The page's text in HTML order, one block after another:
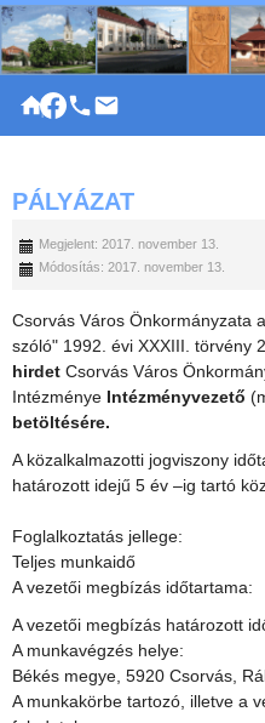
|
PÁLYÁZAT
Megjelent: 2017. november 13.
Módosítás: 2017. november 13.
Csorvás Város Önkormányzata
szóló" 1992. évi XXXIII. törvény
hirdet Csorvás Város
Intézménye Intézményvezető
betöltésére.
A közalkalmazotti jogviszony
határozott idejű 5 év –ig tartó
Foglalkoztatás jellege:
Teljes munkaidő
A vezetői megbízás időtartama:
A vezetői megbízás határozott
A munkavégzés helye:
Békés megye, 5920 Csorvás,
A munkakörbe tartozó, illetve a